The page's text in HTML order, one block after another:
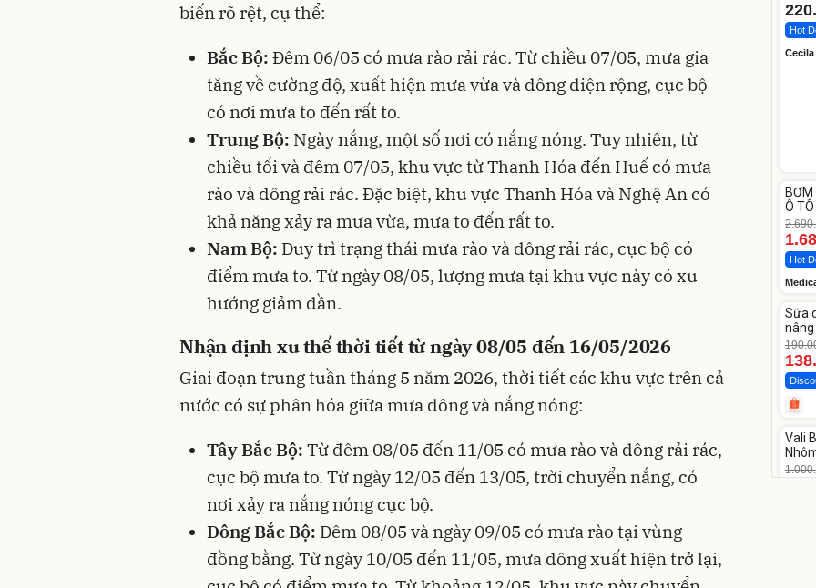
biến rõ rệt, cụ thể:
Bắc Bộ: Đêm 06/05 có mưa rào rải rác. Từ chiều 07/05, mưa gia
tăng về cường độ, xuất hiện mưa vừa và dông diện rộng, cục bộ
có nơi mưa to đến rất to.
Trung Bộ: Ngày nắng, một số nơi có nắng nóng. Tuy nhiên, từ
chiều tối và đêm 07/05, khu vực từ Thanh Hóa đến Huế có mưa
rào và dông rải rác. Đặc biệt, khu vực Thanh Hóa và Nghệ An có
khả năng xảy ra mưa vừa, mưa to đến rất to.
Nam Bộ: Duy trì trạng thái mưa rào và dông rải rác, cục bộ có
điểm mưa to. Từ ngày 08/05, lượng mưa tại khu vực này có xu
hướng giảm dần.
Nhận định xu thế thời tiết từ ngày 08/05 đến 16/05/2026
Giai đoạn trung tuần tháng 5 năm 2026, thời tiết các khu vực trên cả
nước có sự phân hóa giữa mưa dông và nắng nóng:
Tây Bắc Bộ: Từ đêm 08/05 đến 11/05 có mưa rào và dông rải rác,
cục bộ mưa to. Từ ngày 12/05 đến 13/05, trời chuyển nắng, có
nơi xảy ra nắng nóng cục bộ.
Đông Bắc Bộ: Đêm 08/05 và ngày 09/05 có mưa rào tại vùng
đồng bằng. Từ ngày 10/05 đến 11/05, mưa dông xuất hiện trở lại,
Hot
-37%
BƠM
Ô TÔ
Hot
-27%
Sữa
-17%
Vali
20/